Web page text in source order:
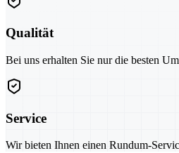
Qualität
Bei uns erhalten Sie nur die besten
Service
Wir bieten Ihnen einen Rundum-